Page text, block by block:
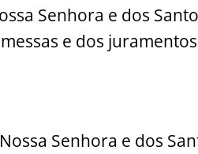
Senhora e dos
e dos
Senhora e dos